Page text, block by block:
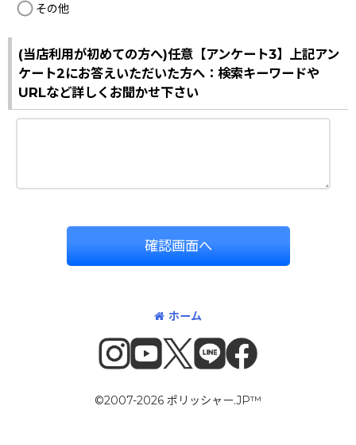
その他
(当店利用が初めての方へ)任意【アンケート3】上記アン
ケート2にお答えいただいた方へ：検索キーワードや
URLなど詳しくお聞かせ下さい
確認画面へ
ホーム
©2007-2026 ポリッシャー.JP™